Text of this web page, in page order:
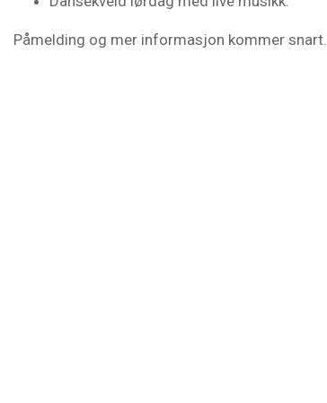
Påmelding og mer informasjon kommer snart.